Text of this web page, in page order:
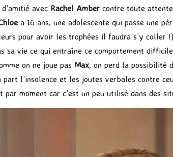
avec Rachel Amber contre toute
a 16 ans, une adolescente qui passe une
pour avoir les trophées il faudra s’y coller
sa vie ce qui entraîne ce comportement
on ne joue pas Max, on perd la possibilité
part l’insolence et les joutes verbales contre
moment car c’est un peu utilisé dans des